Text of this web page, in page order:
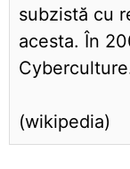
subzistă cu
acesta. În
(wikipedia)